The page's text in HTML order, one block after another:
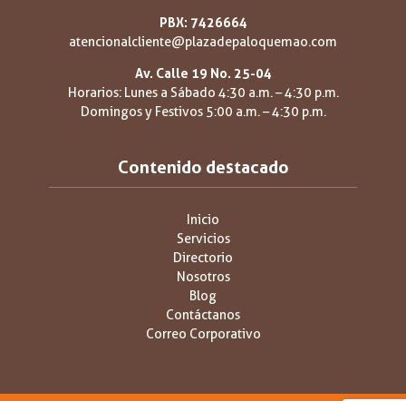
PBX: 7426664
atencionalcliente@plazadepaloquemao.com
Av. Calle 19 No. 25-04
Horarios: Lunes a Sábado 4:30 a.m. – 4:30 p.m.
Domingos y Festivos 5:00 a.m. – 4:30 p.m.
Contenido destacado
Inicio
Servicios
Directorio
Nosotros
Blog
Contáctanos
Correo Corporativo